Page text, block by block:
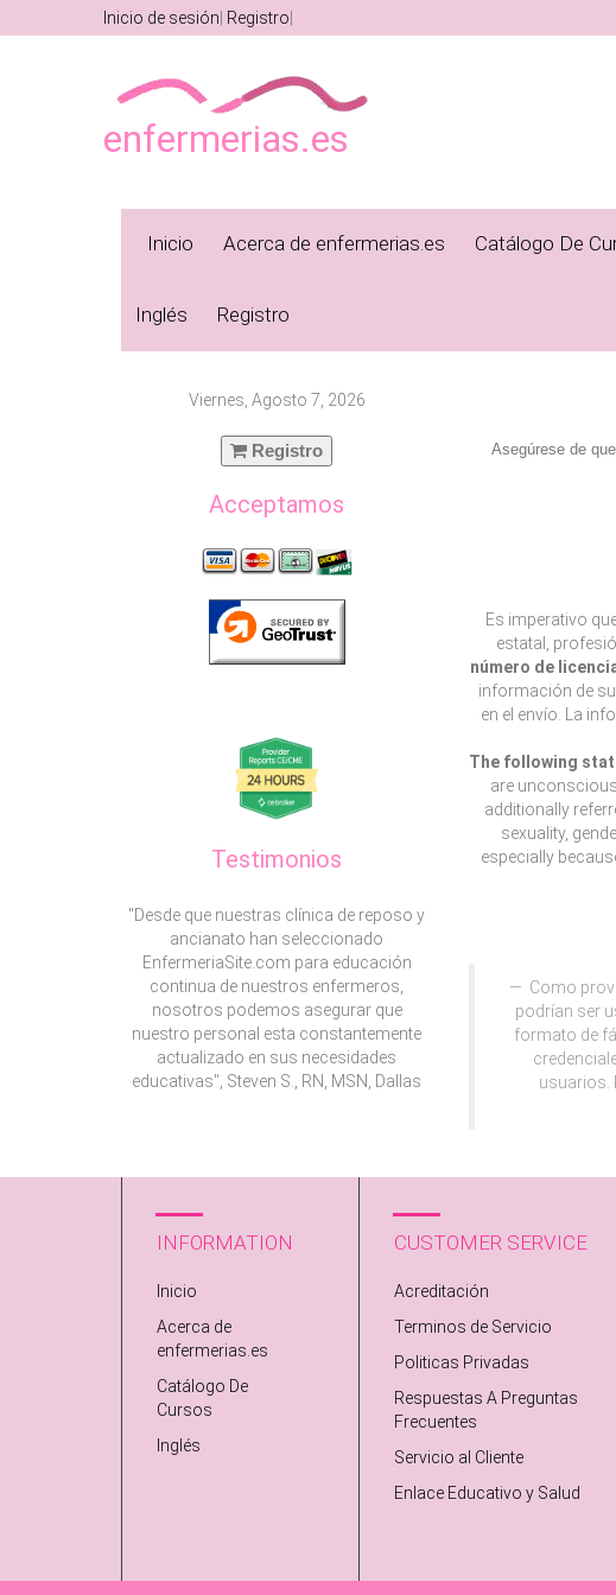
Inicio de sesión Registro
enfermerias.es
Inicio Acerca de enfermerias.es Catálogo De
Inglés Registro
Viernes, Agosto 7, 2026
Registro
Acceptamos
Testimonios
"Desde que nuestras clínica de reposo y
ancianato han seleccionado
EnfermeriaSite.com para educación
continua de nuestros enfermeros,
nosotros podemos asegurar que
nuestro personal esta constantemente
actualizado en sus necesidades
educativas", Steven S., RN, MSN, Dallas
Asegúrese de
Es imperativo
estatal,
número de
información de
en el envío. La
The following
are
additionally
sexuality,
especially
Como
podrían ser
formato de
usuarios.
INFORMATION
Inicio
Acerca de
enfermerias.es
Catálogo De
Cursos
Inglés
CUSTOMER SERVICE
Acreditación
Terminos de Servicio
Politicas Privadas
Respuestas A Preguntas
Frecuentes
Servicio al Cliente
Enlace Educativo y Salud